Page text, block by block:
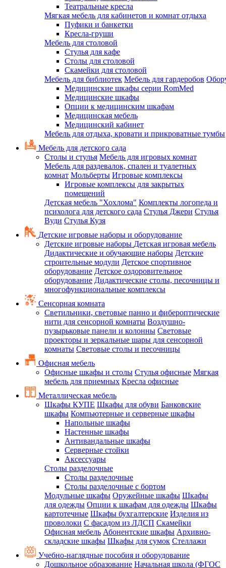
Театральные кресла
Мягкая мебель для кабинетов и комнат отдыха
Пуфики и банкетки
Кресла-груши
Мебель для столовой
Cтулья для кафе
Cтолы для столовой
Скамейки для столовой
Мебель для библиотек Мебель для гардеробов
Медицинские шкафы серии RomMed
Медицинские шкафы
Опции к медицинским шкафам
Медицинская мебель
Медицинский кабинет
Мебель для отдыха, кровати и прикроватные тумбы
Мебель для детского сада
Столы и стулья Мебель для игровых комнат
Мебель для раздевалок, спален и туалетных
комнат Мольберты Игровые комплексы
Игровые комплексы для закрытых
помещений
Детская мебель "Хохлома" Комплекты логопеда и
психолога для детского сада Стулья Джери Стулья
Вуди Стулья Кузя
Детские игровые наборы и оборудование
Детские игровые наборы Детская игровая мебель
Дидактические и обучающие наборы Детские
строительные модули Детское спортивное
оборудование Детское оздоровительное
оборудование Дидактические столы, песочницы и
многофункциональные комплексы
Сенсорная комната
Светильники, световые панно и фибероптические
нити для сенсорной комнаты Воздушно-
пузырьковые панели и колонны Световые
проекторы и зеркальные шары для сенсорной
комнаты Световые столы и песочницы
Офисная мебель
Офисные шкафы и столы Стулья офисные Мягкая
мебель для приемных Кресла офисные
Металлическая мебель
Шкафы КУПЕ Шкафы для обуви Банковские
шкафы Компьютерные и серверные шкафы
Напольные шкафы
Настенные шкафы
Антивандальные шкафы
Серверные стойки
Аксессуары
Столы разделочные
Столы разделочные
Столы разделочные с бортом
Модульные шкафы Оружейные шкафы Шкафы
для одежды Опции к шкафам для одежды Шкафы
картотечные Шкафы бухгалтерские Изделия из
проволоки С фасадом из ЛДСП Скамейки
Офисная мебель Абонентские шкафы Архивно-
складские шкафы Шкафы для сумок Стеллажи
Учебно-наглядные пособия и оборудование
Дошкольное образование Начальная школа (ФГОС